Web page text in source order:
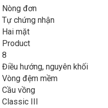
Nòng đơn
Tự chứng nhận
Hai mặt
Product
8
Điều hướng, nguyên khối
Vòng đệm mềm
Cầu vồng
Classic III